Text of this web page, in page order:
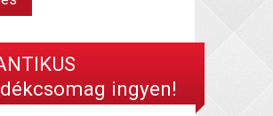
ingyen!